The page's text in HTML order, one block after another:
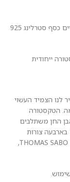
צמיד עין הנמר מעוטר באלמנטים מפורטים העשויים כסף סטרלינג 925
ייחודית
לנו הצמיד העשוי
הטקסטורה
החן משתלבים
צורות
ודגמים שונים בסגנון האייקוני של THOMAS SABO Rebel at heart,